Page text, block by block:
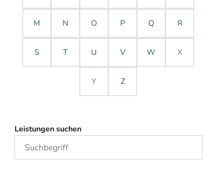
M N O P Q R
S T U V W X
Y Z
Leistungen suchen